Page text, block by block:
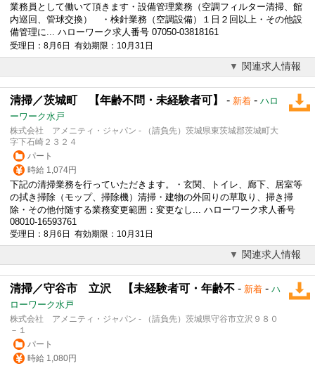
業務員として働いて頂きます・設備管理業務（空調フィルター清掃、館
内巡回、管球交換） ・検針業務（空調設備）１日２回以上・その他設
備管理に... ハローワーク求人番号 07050-03818161
受理日：8月6日 有効期限：10月31日
関連求人情報
清掃／茨城町 【年齢不問・未経験者可】 - 新着 - ハロ
ーワーク水戸
株式会社 アメニティ・ジャパン - （請負先）茨城県東茨城郡茨城町大
字下石崎２３２４
パート
時給 1,074円
下記の清掃業務を行っていただきます。・玄関、トイレ、廊下、居室等
の拭き掃除（モップ、掃除機）清掃・建物の外回りの草取り、掃き掃
除・その他付随する業務変更範囲：変更なし... ハローワーク求人番号
08010-16593761
受理日：8月6日 有効期限：10月31日
関連求人情報
清掃／守谷市 立沢 【未経験者可・年齢不 - 新着 - ハ
ローワーク水戸
株式会社 アメニティ・ジャパン - （請負先）茨城県守谷市立沢９８０
－１
パート
時給 1,080円